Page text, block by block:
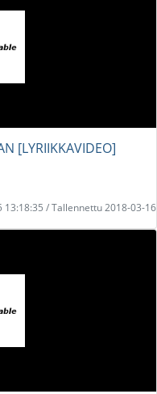
[LYRIIKKAVIDEO]
13:18:35 / Tallennettu 2018-03-16